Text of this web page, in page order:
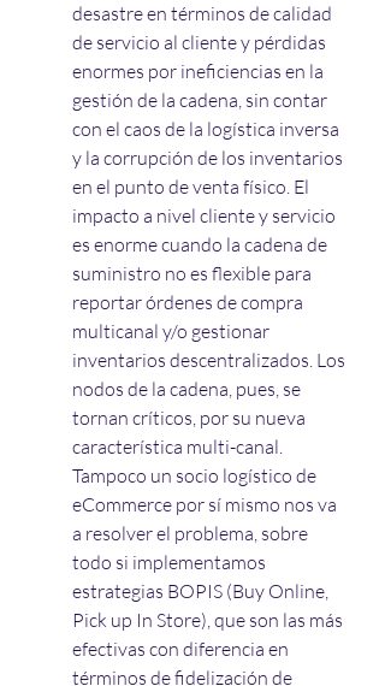
desastre en términos de calidad
de servicio al cliente y pérdidas
enormes por ineficiencias en la
gestión de la cadena, sin contar
con el caos de la logística inversa
y la corrupción de los inventarios
en el punto de venta físico. El
impacto a nivel cliente y servicio
es enorme cuando la cadena de
suministro no es flexible para
reportar órdenes de compra
multicanal y/o gestionar
inventarios descentralizados. Los
nodos de la cadena, pues, se
tornan críticos, por su nueva
característica multi-canal.
Tampoco un socio logístico de
eCommerce por sí mismo nos va
a resolver el problema, sobre
todo si implementamos
estrategias BOPIS (Buy Online,
Pick up In Store), que son las más
efectivas con diferencia en
términos de fidelización de